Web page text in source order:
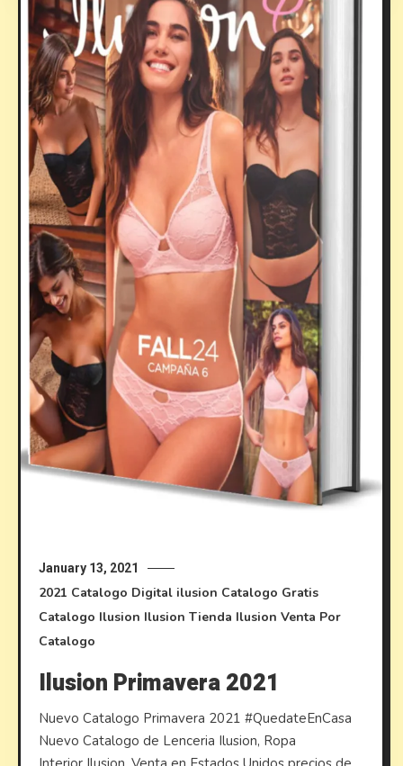
January 13, 2021
2021 Catalogo Digital ilusion Catalogo Gratis
Catalogo Ilusion Ilusion Tienda Ilusion Venta Por
Catalogo
Ilusion Primavera 2021
Nuevo Catalogo Primavera 2021 #QuedateEnCasa
Nuevo Catalogo de Lenceria Ilusion, Ropa